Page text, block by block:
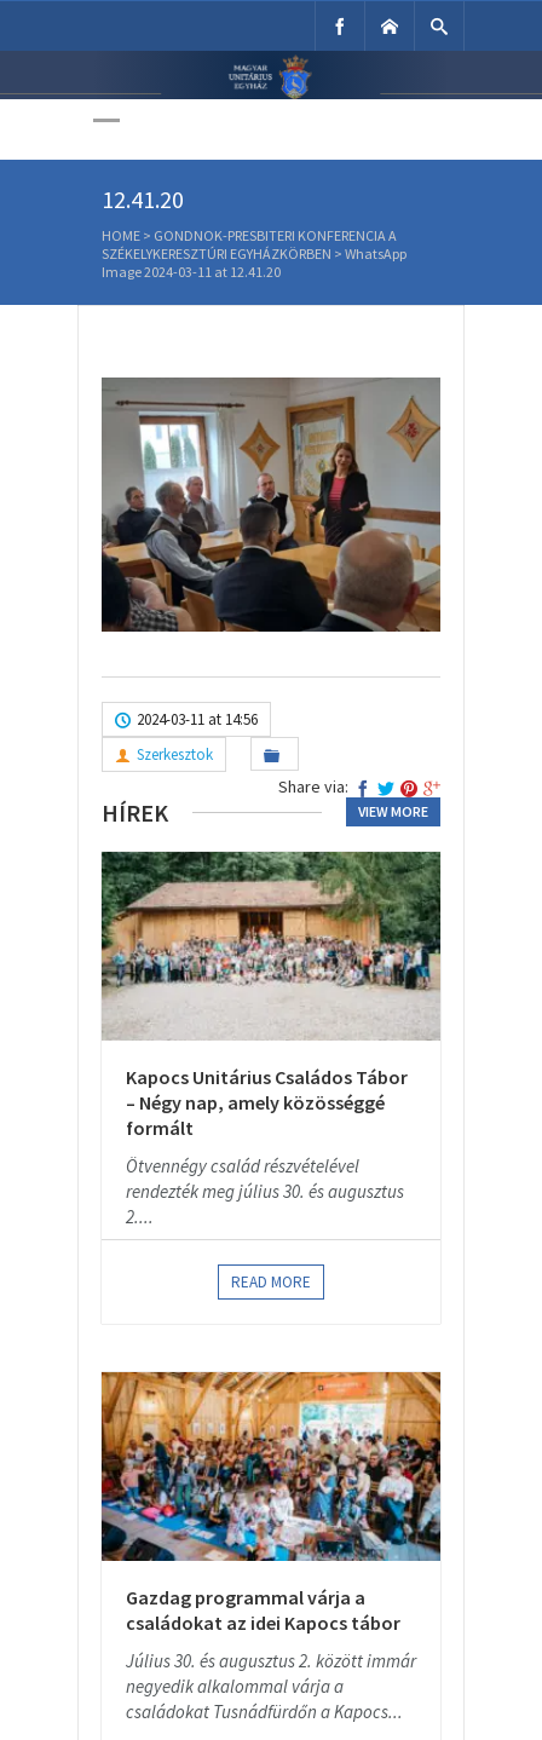
Unitárius Egyház
WhatsApp Image 2024-03-11 at
12.41.20
HOME > GONDNOK-PRESBITERI KONFERENCIA A
SZÉKELYKERESZTÚRI EGYHÁZKÖRBEN > WhatsApp
Image 2024-03-11 at 12.41.20
2024-03-11 at 14:56
Szerkesztok
Share via:
HÍREK VIEW MORE
Kapocs Unitárius Családos Tábor
– Négy nap, amely közösséggé
formált
Ötvennégy család részvételével
rendezték meg július 30. és augusztus
2....
READ MORE
Gazdag programmal várja a
családokat az idei Kapocs tábor
Július 30. és augusztus 2. között immár
negyedik alkalommal várja a
családokat Tusnádfürdőn a Kapocs...